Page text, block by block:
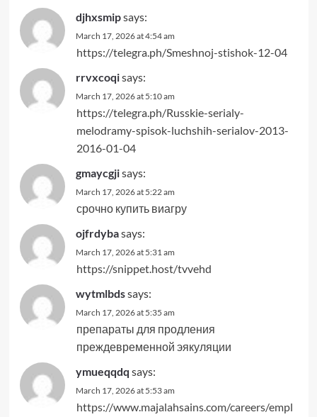
djhxsmipsays:
March 17, 2026 at 4:54 am
https://telegra.ph/Smeshnoj-stishok-12-04
rrvxcoqisays:
March 17, 2026 at 5:10 am
https://telegra.ph/Russkie-serialy-
melodramy-spisok-luchshih-serialov-2013-
2016-01-04
gmaycgjisays:
March 17, 2026 at 5:22 am
срочно купить виагру
ojfrdybasays:
March 17, 2026 at 5:31 am
https://snippet.host/tvvehd
wytmlbdssays:
March 17, 2026 at 5:35 am
препараты для продления
преждевременной эякуляции
ymueqqdq says:
March 17, 2026 at 5:53 am
https://www.majalahsains.com/careers/empl